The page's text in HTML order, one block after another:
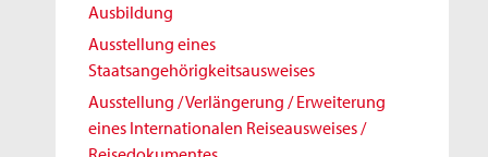
Ausbildung
Ausstellung eines
Staatsangehörigkeitsausweises
Ausstellung / Verlängerung / Erweiterung
eines Internationalen Reiseausweises /